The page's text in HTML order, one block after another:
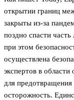
открытии границ
закрыты из-за
поздно спасти часть
при этом
осуществлена
экспертов в
для
осторожность.